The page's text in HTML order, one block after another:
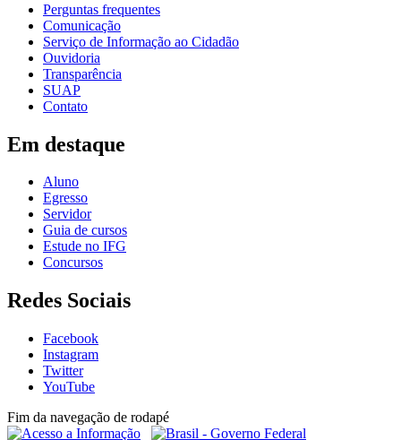
Perguntas frequentes
Comunicação
Serviço de Informação ao Cidadão
Ouvidoria
Transparência
SUAP
Contato
Em destaque
Aluno
Egresso
Servidor
Guia de cursos
Estude no IFG
Concursos
Redes Sociais
Facebook
Instagram
Twitter
YouTube
Fim da navegação de rodapé